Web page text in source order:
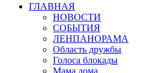
ГЛАВНАЯ
НОВОСТИ
СОБЫТИЯ
ЛЕНПАНОРАМА
Область дружбы
Голоса блокады
Мама дома